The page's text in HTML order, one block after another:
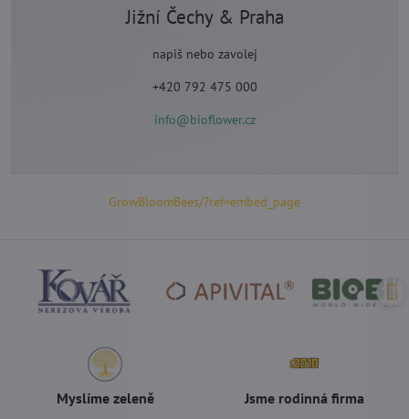
Jižní Čechy & Praha
napiš nebo zavolej
+420 792 475 000
info@bioflower.cz
GrowBloomBees/?ref=embed_page
Myslíme zeleně Jsme rodinná firma